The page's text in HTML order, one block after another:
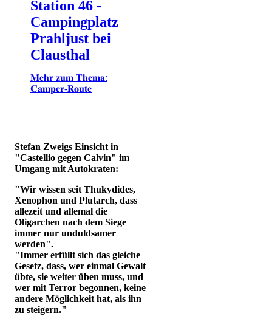
Station 46 -
Campingplatz
Prahljust bei
Clausthal
𝐌𝐞𝐡𝐫 𝐳𝐮𝐦 𝐓𝐡𝐞𝐦𝐚:
𝐂𝐚𝐦𝐩𝐞𝐫-𝐑𝐨𝐮𝐭𝐞
Stefan Zweigs Einsicht in
"Castellio gegen Calvin" im
Umgang mit Autokraten:
"Wir wissen seit Thukydides,
Xenophon und Plutarch, dass
allezeit und allemal die
Oligarchen nach dem Siege
immer nur unduldsamer
werden".
"Immer erfüllt sich das gleiche
Gesetz, dass, wer einmal Gewalt
übte, sie weiter üben muss, und
wer mit Terror begonnen, keine
andere Möglichkeit hat, als ihn
zu steigern."